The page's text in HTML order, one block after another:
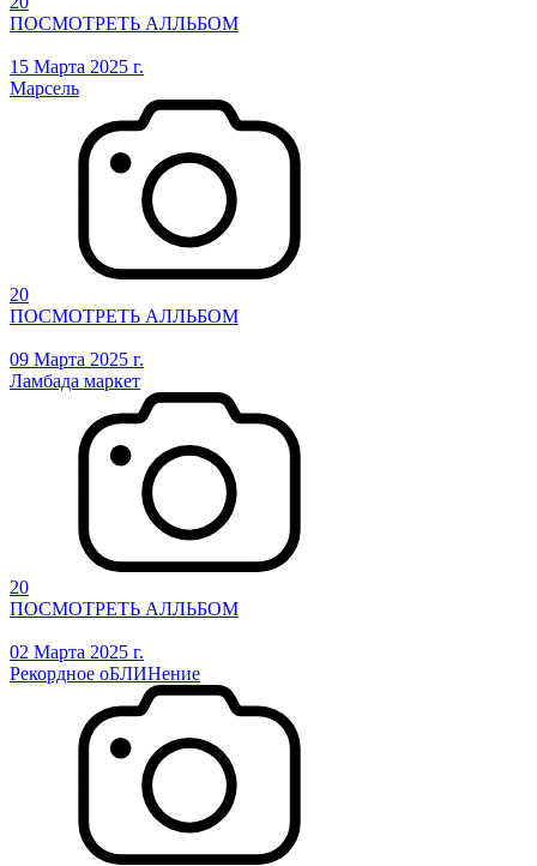
ПОСМОТРЕТЬ АЛЛЬБОМ
15 Марта 2025 г.
Марсель
20
ПОСМОТРЕТЬ АЛЛЬБОМ
09 Марта 2025 г.
Ламбада маркет
20
ПОСМОТРЕТЬ АЛЛЬБОМ
02 Марта 2025 г.
Рекордное оБЛИНение